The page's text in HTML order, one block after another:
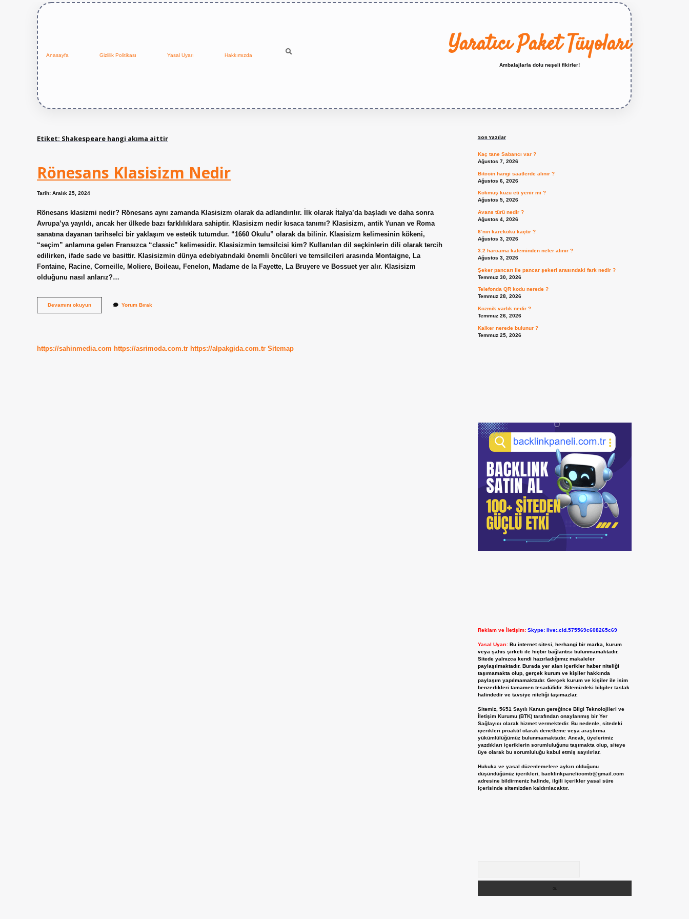
Anasayfa Gizlilik Politikası Yasal Uyarı Hakkımızda Yaratıcı Paket Tüyoları
Ambalajlarla dolu neşeli fikirler!
Etiket: Shakespeare hangi akıma aittir
Rönesans Klasisizm Nedir
Tarih: Aralık 25, 2024
Rönesans klasizmi nedir? Rönesans aynı zamanda Klasisizm olarak da adlandırılır. İlk olarak İtalya’da başladı ve daha sonra
Avrupa’ya yayıldı, ancak her ülkede bazı farklılıklara sahiptir. Klasisizm nedir kısaca tanımı? Klasisizm, antik Yunan ve Roma
sanatına dayanan tarihselci bir yaklaşım ve estetik tutumdur. “1660 Okulu” olarak da bilinir. Klasisizm kelimesinin kökeni,
“seçim” anlamına gelen Fransızca “classic” kelimesidir. Klasisizmin temsilcisi kim? Kullanılan dil seçkinlerin dili olarak tercih
edilirken, ifade sade ve basittir. Klasisizmin dünya edebiyatındaki önemli öncüleri ve temsilcileri arasında Montaigne, La
Fontaine, Racine, Corneille, Moliere, Boileau, Fenelon, Madame de la Fayette, La Bruyere ve Bossuet yer alır. Klasisizm
olduğunu nasıl anlarız?…
Devamını okuyunRönesans
Klasisizm
Yorum Bırak
https://sahinmedia.com https://asrimoda.com.tr https://alpakgida.com.tr Sitemap
Son Yazılar
Kaç tane Sabancı var ?
Ağustos 7, 2026
Bitcoin hangi saatlerde alınır ?
Ağustos 6, 2026
Kokmuş kuzu eti yenir mi ?
Ağustos 5, 2026
Avans türü nedir ?
Ağustos 4, 2026
6’nın karekökü kaçtır ?
Ağustos 3, 2026
3.2 harcama kaleminden neler alınır ?
Ağustos 3, 2026
Şeker pancarı ile pancar şekeri arasındaki fark nedir ?
Temmuz 30, 2026
Telefonda QR kodu nerede ?
Temmuz 28, 2026
Kozmik varlık nedir ?
Temmuz 26, 2026
Kalker nerede bulunur ?
Temmuz 25, 2026
Reklam ve İletişim: Skype: live:.cid.575569c608265c69
Yasal Uyarı: Bu internet sitesi, herhangi bir marka, kurum
veya şahıs şirketi ile hiçbir bağlantısı bulunmamaktadır.
Sitede yalnızca kendi hazırladığımız makaleler
paylaşılmaktadır. Burada yer alan içerikler haber niteliği
taşımamakta olup, gerçek kurum ve kişiler hakkında
paylaşım yapılmamaktadır. Gerçek kurum ve kişiler ile isim
benzerlikleri tamamen tesadüfidir. Sitemizdeki bilgiler taslak
halindedir ve tavsiye niteliği taşımazlar.
Sitemiz, 5651 Sayılı Kanun gereğince Bilgi Teknolojileri ve
İletişim Kurumu (BTK) tarafından onaylanmış bir Yer
Sağlayıcı olarak hizmet vermektedir. Bu nedenle, sitedeki
içerikleri proaktif olarak denetleme veya araştırma
yükümlülüğümüz bulunmamaktadır. Ancak, üyelerimiz
yazdıkları içeriklerin sorumluluğunu taşımakta olup, siteye
üye olarak bu sorumluluğu kabul etmiş sayılırlar.
Hukuka ve yasal düzenlemelere aykırı olduğunu
düşündüğünüz içerikleri, backlinkpanelicomtr@gmail.com
adresine bildirmeniz halinde, ilgili içerikler yasal süre
içerisinde sitemizden kaldırılacaktır.